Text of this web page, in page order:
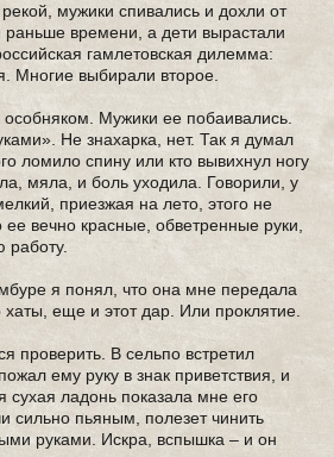
мужики спивались и дохли от
раньше времени, а дети вырастали
гамлетовская дилемма:
Многие выбирали второе.
Мужики ее побаивались.
Не знахарка, нет. Так я думал
ломило спину или кто вывихнул ногу
мяла, и боль уходила. Говорили, у
приезжая на лето, этого не
вечно красные, обветренные руки,
работу.
я понял, что она мне передала
еще и этот дар. Или проклятие.
проверить. В сельпо встретил
ему руку в знак приветствия, и
ладонь показала мне его
сильно пьяным, полезет чинить
руками. Искра, вспышка – и он